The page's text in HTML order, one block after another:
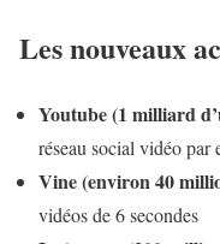
Les nouveaux
Youtube (1 milliard
réseau social vidéo par
Vine (environ 40
vidéos de 6 secondes